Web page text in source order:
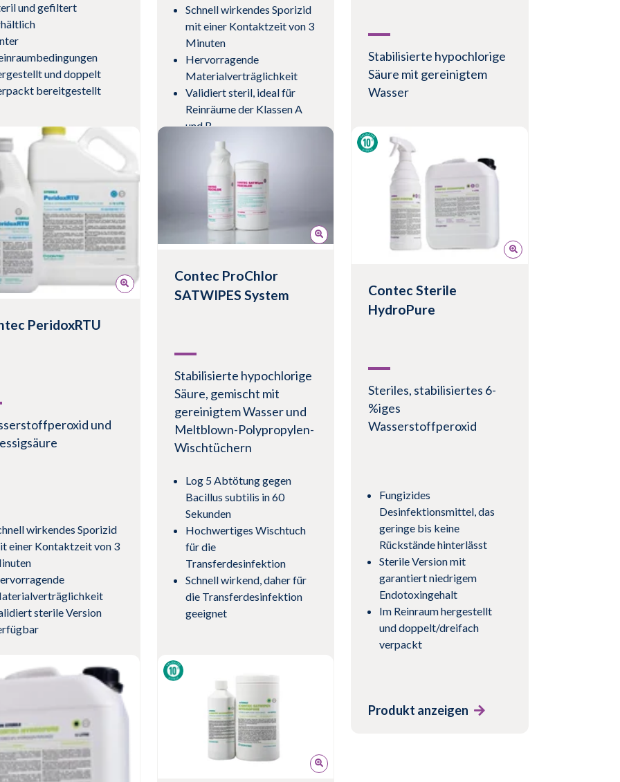
und gefiltert
und doppelt
bereitgestellt
anzeigen
Schnell wirkendes Sporizid
mit einer Kontaktzeit von 3
Minuten
Hervorragende
Materialverträglichkeit
Validiert steril, ideal für
Reinräume der Klassen A
und B
Produkt anzeigen
Stabilisierte hypochlorige
Säure mit gereinigtem
Wasser
Schnell wirkendes Sporizid
mit einer Kontaktzeit von 1
Minute
0,2 Mikrometer gefiltert
und unter
Reinraumbedingungen der
einfachen Überbringung in
Reinraumumgebungen
PeridoxRTU
und
wirkendes Sporizid
einer Kontaktzeit von 3
sterile Version
anzeigen
Contec ProChlor
SATWIPES System
Stabilisierte hypochlorige
Säure, gemischt mit
gereinigtem Wasser und
Meltblown-Polypropylen-
Wischtüchern
Log 5 Abtötung gegen
Bacillus subtilis in 60
Sekunden
Hochwertiges Wischtuch
für die
Transferdesinfektion
Schnell wirkend, daher für
die Transferdesinfektion
geeignet
Produkt anzeigen
Contec Sterile
HydroPure
Steriles, stabilisiertes 6-
%iges
Wasserstoffperoxid
Fungizides
Desinfektionsmittel, das
geringe bis keine
Rückstände hinterlässt
Sterile Version mit
garantiert niedrigem
Endotoxingehalt
Im Reinraum hergestellt
und doppelt/dreifach
verpackt
Produkt anzeigen